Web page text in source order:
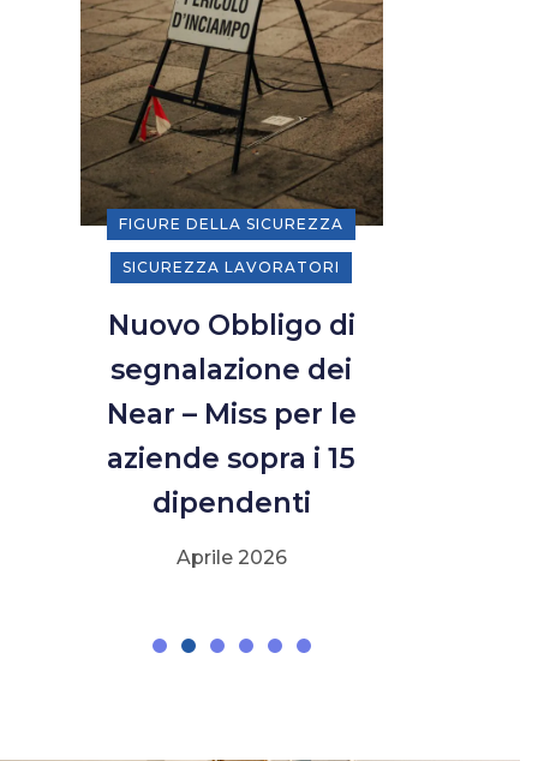
FIGURE DELLA SICUREZZA
SICUREZZA LAVORATORI
Nuovo Obbligo di
segnalazione dei
Near – Miss per le
aziende sopra i 15
dipendenti
Aprile 2026